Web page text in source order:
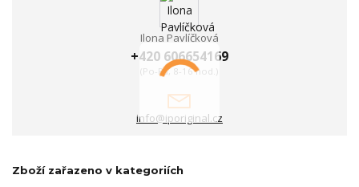
Ilona Pavlíčková
+420 606654169
(Po-Pá, 8-16 hod.)
info@iporiginal.cz
Zboží zařazeno v kategoriích